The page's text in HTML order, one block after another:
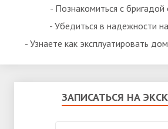
- Познакомиться с бригадой
- Убедиться в надежности
- Узнаете как эксплуатировать
ЗАПИСАТЬСЯ НА